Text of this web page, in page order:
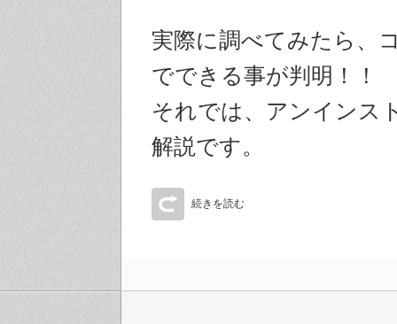
実際に調べてみたら、
でできる事が判明！！
それでは、アンインス
解説です。
続きを読む